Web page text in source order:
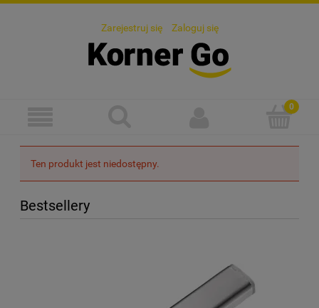
Zarejestruj się Zaloguj się
Ten produkt jest niedostępny.
Bestsellery